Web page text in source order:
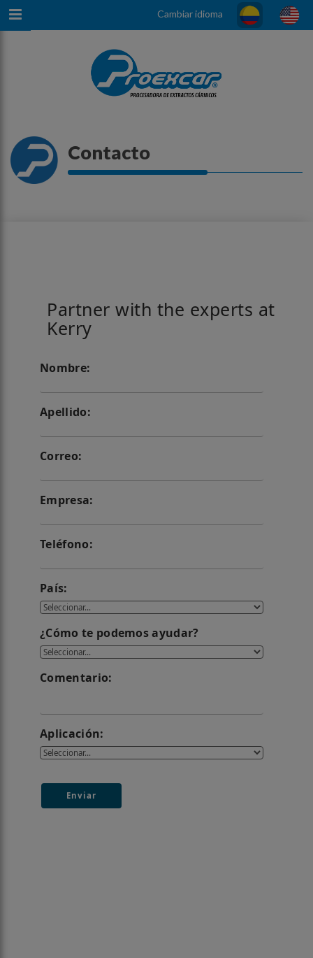
Cambiar idioma
Contacto
Partner with the experts at
Kerry
Nombre:
Apellido:
Correo:
Empresa:
Teléfono:
País:
¿Cómo te podemos ayudar?
Comentario:
Aplicación:
Enviar